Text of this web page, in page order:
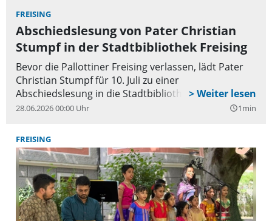
FREISING
Abschiedslesung von Pater Christian
Stumpf in der Stadtbibliothek Freising
Bevor die Pallottiner Freising verlassen, lädt Pater
Christian Stumpf für 10. Juli zu einer
Abschiedslesung in die Stadtbibliothek Freising ein.
28.06.2026 00:00 Uhr query_builder1min
FREISING